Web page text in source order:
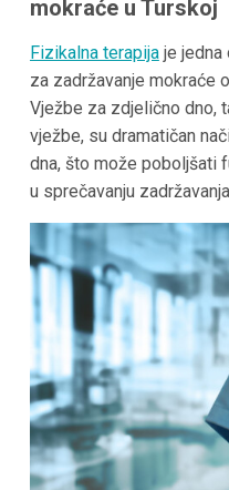
mokraće u Turskoj
Fizikalna terapijaje jedna
za zadržavanje mokraće
Vježbe za zdjelično dno,
vježbe, su dramatičan
dna, što može poboljšati
u sprečavanju